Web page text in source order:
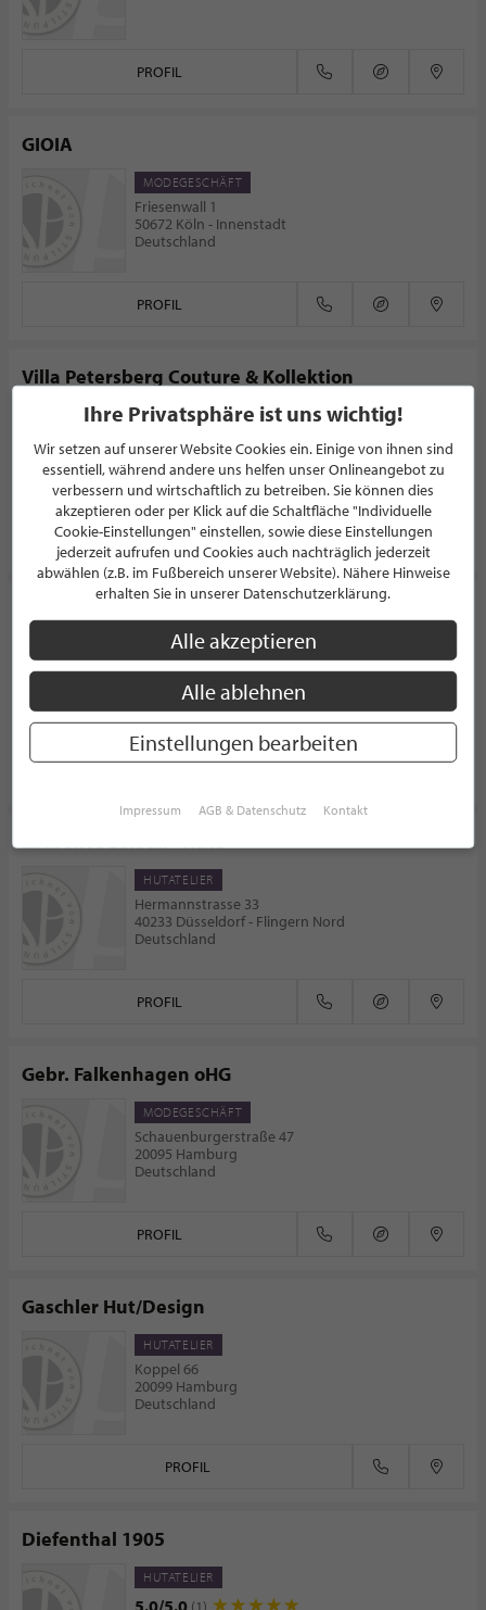
PROFIL
GIOIA
MODEGESCHÄFT
Friesenwall 1
50672 Köln - Innenstadt
Deutschland
PROFIL
Villa Petersberg Couture & Kollektion
BRAUTMODENGESCHÄFT
Hauptstr. 3
56235 Hundsdorf
Deutschland
PROFIL
HUTATELIER
Hindenburgstraße 26
42853 Remscheid
Deutschland
PROFIL
Laurence Leleux - Hüte
HUTATELIER
Hermannstrasse 33
40233 Düsseldorf - Flingern Nord
Deutschland
PROFIL
Gebr. Falkenhagen oHG
MODEGESCHÄFT
Schauenburgerstraße 47
20095 Hamburg
Deutschland
PROFIL
Gaschler Hut/Design
HUTATELIER
Koppel 66
20099 Hamburg
Deutschland
PROFIL
Diefenthal 1905
HUTATELIER
5.0/5.0
Ihre Privatsphäre ist uns wichtig!
Wir setzen auf unserer Website Cookies ein. Einige von ihnen sind
essentiell, während andere uns helfen unser Onlineangebot zu
verbessern und wirtschaftlich zu betreiben. Sie können dies
akzeptieren oder per Klick auf die Schaltfläche "Individuelle
Cookie-Einstellungen" einstellen, sowie diese Einstellungen
jederzeit aufrufen und Cookies auch nachträglich jederzeit
abwählen (z.B. im Fußbereich unserer Website). Nähere Hinweise
erhalten Sie in unserer Datenschutzerklärung.
Alle akzeptieren
Alle ablehnen
Einstellungen bearbeiten
Impressum AGB & Datenschutz Kontakt